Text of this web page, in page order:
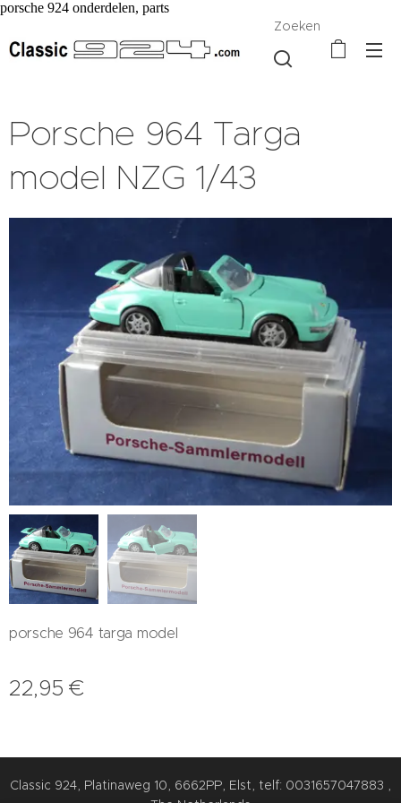
porsche 924 onderdelen, parts
Zoeken
Porsche 964 Targa
model NZG 1/43
porsche 964 targa model
22,95 €
Classic 924, Platinaweg 10, 6662PP, Elst, telf: 0031657047883 ,